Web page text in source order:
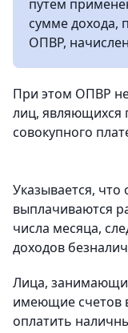
путем
сумме дохода,
ОПВР,
При этом ОПВР
лиц, являющихся
совокупного
Указывается,
выплачиваются
числа месяца,
доходов
Лица,
имеющие счетов
оплатить